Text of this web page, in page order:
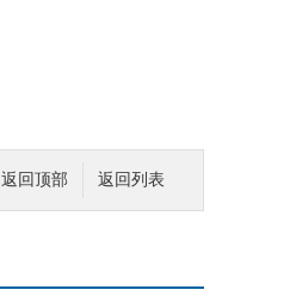
返回列表
返回顶部